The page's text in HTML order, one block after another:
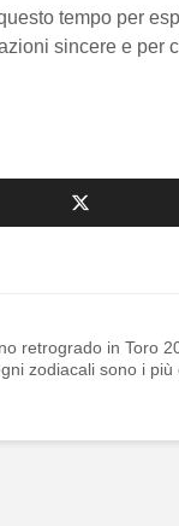
tempo per
sincere e per
retrogrado in Toro
zodiacali sono i più